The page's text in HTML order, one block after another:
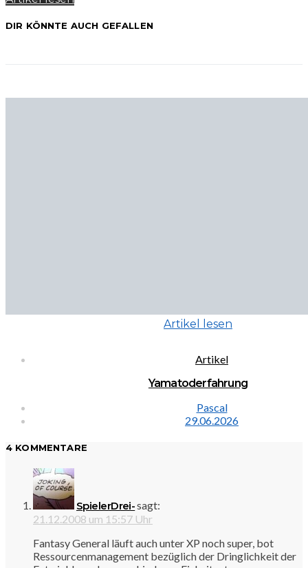
DIR KÖNNTE AUCH GEFALLEN
Artikel lesen
Artikel
Yamatoderfahrung
Pascal
29.06.2026
4 KOMMENTARE
SpielerDrei-sagt:
21.12.2008 um 15:57 Uhr
Fantasy General läuft auch unter XP noch super, bot
Ressourcenmanagement bezüglich der Dringlichkeit der